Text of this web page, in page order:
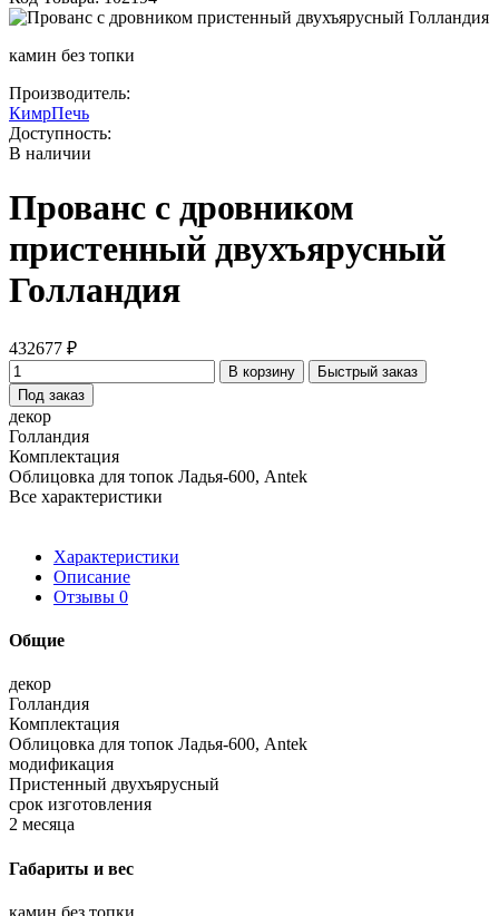
камин без топки
Производитель:
КимрПечь
Доступность:
В наличии
Прованс с дровником
пристенный двухъярусный
Голландия
432677 ₽
В корзину
Быстрый заказ
Под заказ
декор
Голландия
Комплектация
Облицовка для топок Ладья-600, Antek
Все характеристики
Характеристики
Описание
Отзывы 0
Общие
декор
Голландия
Комплектация
Облицовка для топок Ладья-600, Antek
модификация
Пристенный двухъярусный
срок изготовления
2 месяца
Габариты и вес
камин без топки